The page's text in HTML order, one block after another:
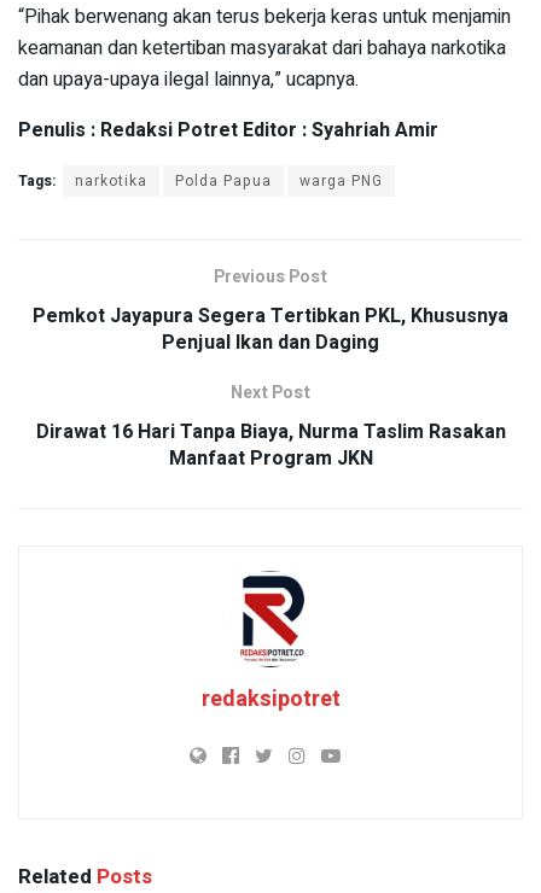
“Pihak berwenang akan terus bekerja keras untuk menjamin
keamanan dan ketertiban masyarakat dari bahaya narkotika
dan upaya-upaya ilegal lainnya,” ucapnya.
Penulis : Redaksi Potret Editor : Syahriah Amir
Tags: narkotika Polda Papua warga PNG
Previous Post
Pemkot Jayapura Segera Tertibkan PKL, Khususnya
Penjual Ikan dan Daging
Next Post
Dirawat 16 Hari Tanpa Biaya, Nurma Taslim Rasakan
Manfaat Program JKN
redaksipotret
Related Posts